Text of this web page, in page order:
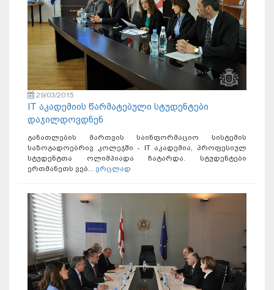
29/03/2015
IT აკადემიის წარმატებული სტუდენტები
დაჯილდოვდნენ
განათლების მართვის საინფორმაციო სისტემის
საზოგადოებრივ კოლეჯში - IT აკადემია, პროფესიულ
სტუდენტთა ოლიმპიადა ჩატარდა. სტუდენტები
ერთმანეთს ვებ... ვრცლად